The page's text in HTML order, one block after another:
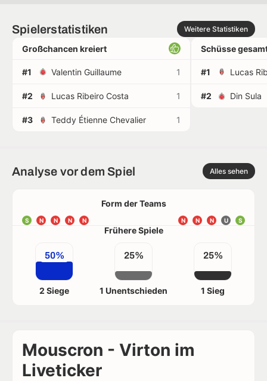
Spielerstatistiken Weitere Statistiken
Großchancen kreiert
#1 Valentin Guillaume 1
#2 Lucas Ribeiro Costa 1
#3 Teddy Étienne Chevalier 1
Schüsse
#1 Lucas
#2 Din Sula
Analyse vor dem Spiel Alles sehen
Form der Teams
S N N N N S
U
N
N
N
Frühere Spiele
50%
2 Siege
25%
1 Unentschieden
25%
1 Sieg
Mouscron - Virton im
Liveticker